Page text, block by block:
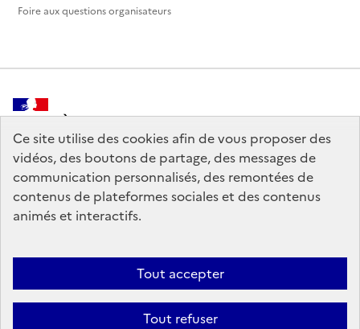
Ce site utilise des cookies afin de vous proposer des
vidéos, des boutons de partage, des messages de
communication personnalisés, des remontées de
contenus de plateformes sociales et des contenus
animés et interactifs.
Tout accepter
Tout refuser
Foire aux questions organisateurs
MINISTÈRE
DE LA CULTURE
legifrance.gouv.fr
service-public.gouv.fr
data.gouv.fr